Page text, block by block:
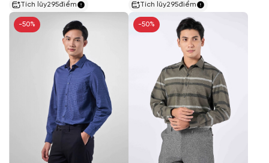
Tích lũy295điểm Tích lũy295điểm
-50% -50%